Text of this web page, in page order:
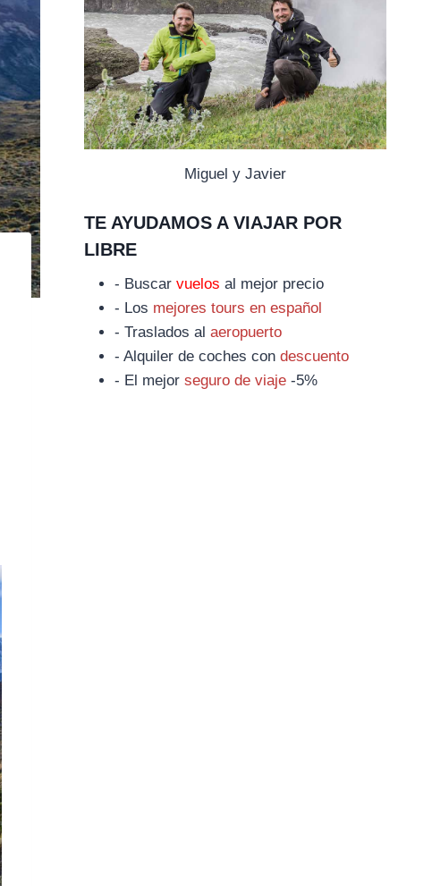
Miguel y Javier
TE AYUDAMOS A VIAJAR POR
LIBRE
- Buscarvuelos al mejor precio
- Los mejores tours en español
- Traslados alaeropuerto
- Alquiler de coches condescuento
- El mejorseguro de viaje -5%